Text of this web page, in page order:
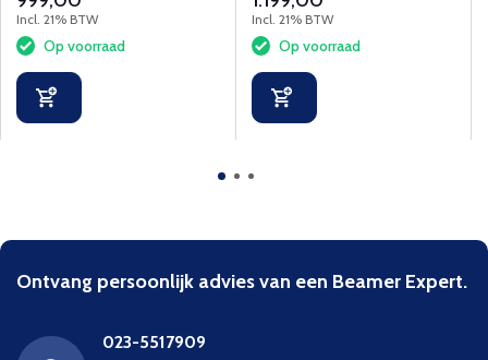
Incl. 21% BTW
Op voorraad
Incl. 21% BTW
Op voorraad
Ontvang persoonlijk advies van een Beamer Expert.
023-5517909